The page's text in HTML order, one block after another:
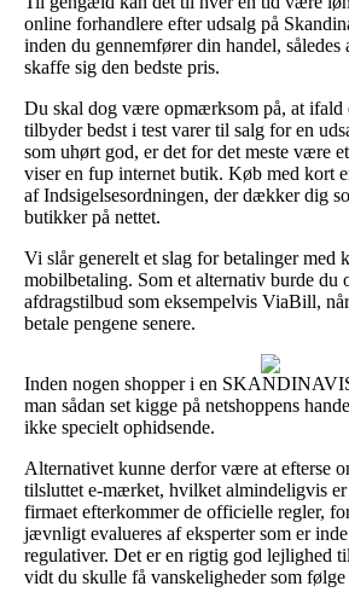
online forhandlere efter udsalg på
inden du gennemfører din handel, således
skaffe sig den bedste pris.
Du skal dog være opmærksom på, at ifald
tilbyder bedst i test varer til salg for en
som uhørt god, er det for det meste være
viser en fup internet butik. Køb med kort
af Indsigelsesordningen, der dækker dig
butikker på nettet.
Vi slår generelt et slag for betalinger med
mobilbetaling. Som et alternativ burde du
afdragstilbud som eksempelvis ViaBill,
betale pengene senere.
Inden nogen shopper i en
man sådan set kigge på netshoppens
ikke specielt ophidsende.
Alternativet kunne derfor være at efterse
tilsluttet e-mærket, hvilket almindeligvis er
firmaet efterkommer de officielle regler,
jævnligt evalueres af eksperter som er
regulativer. Det er en rigtig god lejlighed
vidt du skulle få vanskeligheder som